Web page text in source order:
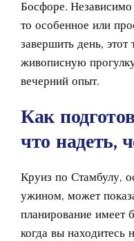
Босфоре.
то особенное или
завершить день, этот
живописную
вечерний опыт.
Как
что надеть,
Круиз по Стамбулу,
ужином, может
планирование имеет
когда вы находитесь